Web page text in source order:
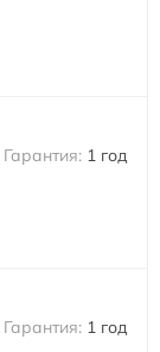
1 год
1 год